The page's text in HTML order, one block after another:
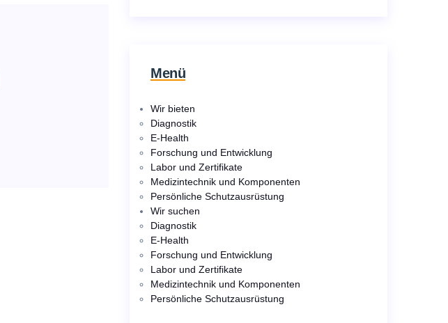
Menü
Wir bieten
Diagnostik
E-Health
Forschung und Entwicklung
Labor und Zertifikate
Medizintechnik und Komponenten
Persönliche Schutzausrüstung
Wir suchen
Diagnostik
E-Health
Forschung und Entwicklung
Labor und Zertifikate
Medizintechnik und Komponenten
Persönliche Schutzausrüstung